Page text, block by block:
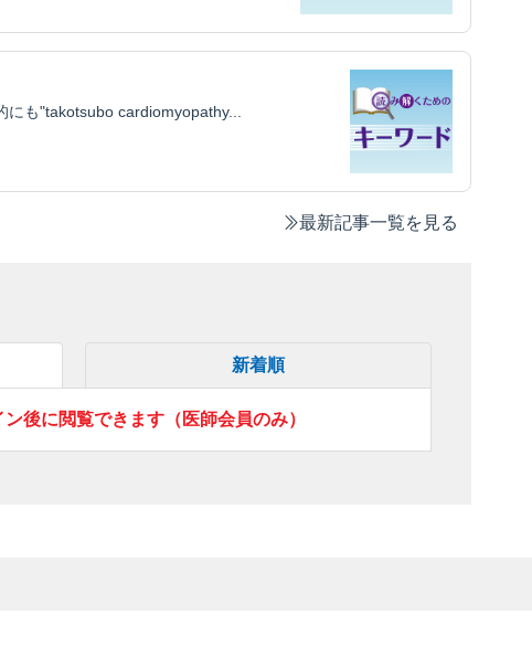
も"takotsubo cardio­myopathy...
最新記事一覧を見る
新着順
後に閲覧できます（医師会員のみ）